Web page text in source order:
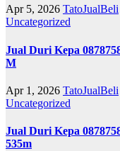
Apr 5, 2026 TatoJualBeli
Uncategorized
Jual Duri Kepa
M
Apr 1, 2026 TatoJualBeli
Uncategorized
Jual Duri Kepa
535m